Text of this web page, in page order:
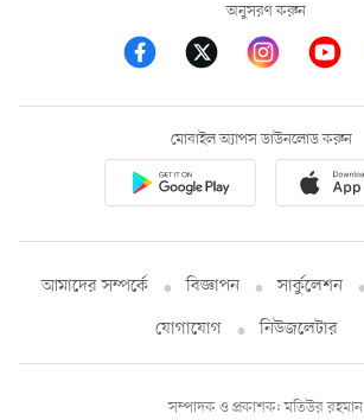
অনুসরণ করুন
মোবাইল অ্যাপস ডাউনলোড করুন
আমাদের সম্পর্কে বিজ্ঞাপন সার্কুলেশন
যোগাযোগ
নিউজলেটার
সম্পাদক ও প্রকাশক: মতিউর রহমান